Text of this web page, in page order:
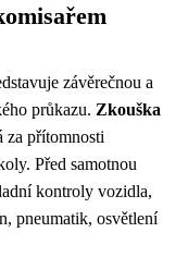
závěrečnou a
průkazu. Zkouška
za přítomnosti
Před samotnou
kontroly vozidla,
pneumatik, osvětlení